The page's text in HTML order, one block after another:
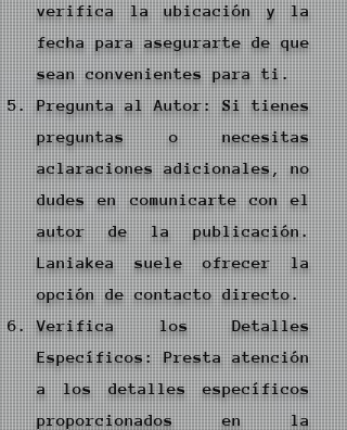
verifica la ubicación y la
fecha para asegurarte de que
sean convenientes para ti.
Pregunta al Autor: Si tienes
preguntas o necesitas
aclaraciones adicionales, no
dudes en comunicarte con el
autor de la publicación.
Laniakea suele ofrecer la
opción de contacto directo.
Verifica los Detalles
Específicos: Presta atención
a los detalles específicos
proporcionados en la